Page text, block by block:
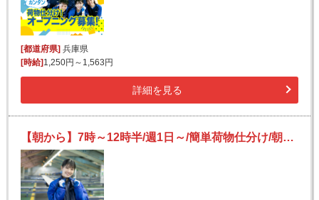
[都道府県]兵庫県
[時給]1,250円～1,563円
詳細を見る
【朝から】7時～12時半/週1日～/簡単荷物仕分け/朝活・短時間/日払い可(規定有)/副業歓迎